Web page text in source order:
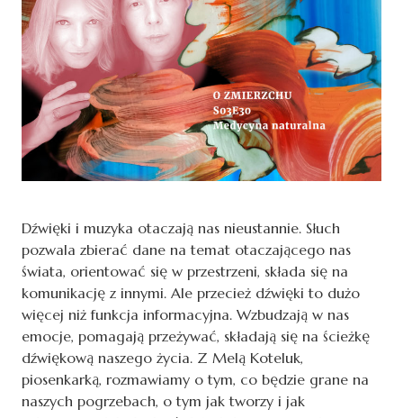
Dźwięki i muzyka otaczają nas nieustannie. Słuch
pozwala zbierać dane na temat otaczającego nas
świata, orientować się w przestrzeni, składa się na
komunikację z innymi. Ale przecież dźwięki to dużo
więcej niż funkcja informacyjna. Wzbudzają w nas
emocje, pomagają przeżywać, składają się na ścieżkę
dźwiękową naszego życia. Z Melą Koteluk,
piosenkarką, rozmawiamy o tym, co będzie grane na
naszych pogrzebach, o tym jak tworzy i jak